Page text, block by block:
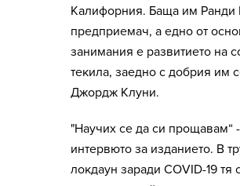
Калифорния. Баща им Ранди
предприемач, а едно от
занимания е развитието на
текила, заедно с добрия им
Джордж Клуни.
"Научих се да си прощавам“
интервюто за изданието. В
локдаун заради COVID-19 тя